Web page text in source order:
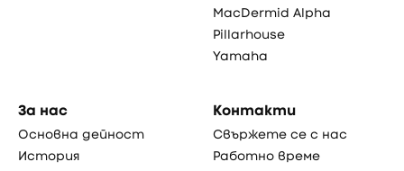
MacDermid Alpha
Pillarhouse
Yamaha
За нас
Основна дейност
История
Контакти
Свържете се с нас
Работно време